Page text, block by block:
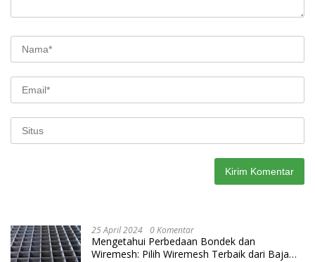
25 April 2024 0 Komentar
Mengetahui Perbedaan Bondek dan
Wiremesh: Pilih Wiremesh Terbaik dari Baja